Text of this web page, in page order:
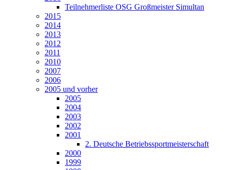
Teilnehmerliste OSG Großmeister Simultan
2015
2014
2013
2012
2011
2010
2007
2006
2005 und vorher
2005
2004
2003
2002
2001
2. Deutsche Betriebssportmeisterschaft
2000
1999